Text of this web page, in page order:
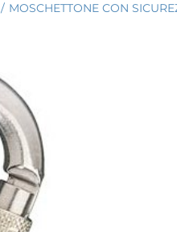
/ MOSCHETTONE CON